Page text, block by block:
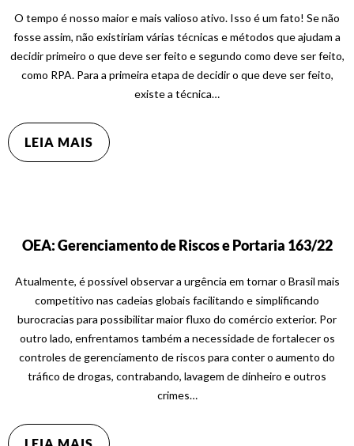
O tempo é nosso maior e mais valioso ativo. Isso é um fato! Se não
fosse assim, não existiriam várias técnicas e métodos que ajudam a
decidir primeiro o que deve ser feito e segundo como deve ser feito,
como RPA. Para a primeira etapa de decidir o que deve ser feito,
existe a técnica…
LEIA MAIS
OEA: Gerenciamento de Riscos e Portaria 163/22
Atualmente, é possível observar a urgência em tornar o Brasil mais
competitivo nas cadeias globais facilitando e simplificando
burocracias para possibilitar maior fluxo do comércio exterior. Por
outro lado, enfrentamos também a necessidade de fortalecer os
controles de gerenciamento de riscos para conter o aumento do
tráfico de drogas, contrabando, lavagem de dinheiro e outros
crimes…